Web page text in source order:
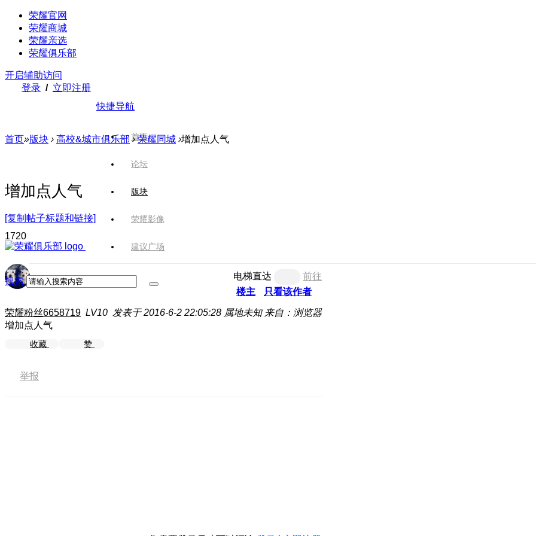
荣耀官网
荣耀商城
荣耀亲选
荣耀俱乐部
开启辅助访问
登录 / 立即注册
快捷导航
首页
论坛
版块
荣耀影像
建议广场
搜索
首页»版块 › 高校&城市俱乐部 › 荣耀同城 ›增加点人气
增加点人气
[复制帖子标题和链接]
1720
电梯直达
前往
楼主
只看该作者
荣耀粉丝6658719 LV10 发表于 2016-6-2 22:05:28 属地未知 来自：浏览器
增加点人气
收藏 赞
举报